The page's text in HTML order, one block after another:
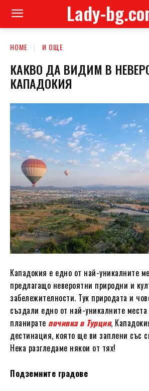
Lady-
HOME И ОЩЕ
КАКВО ДА ВИДИМ В
КАПАДОКИЯ
Кападокия е едно от най-уникалните
предлагащо невероятни природни и
забележителности. Тук природата и
създали едно от най-уникалните
планирате почивка в Турция,
дестинация, която ще ви заплени със
Нека разгледаме някои от тях!
Подземните градове